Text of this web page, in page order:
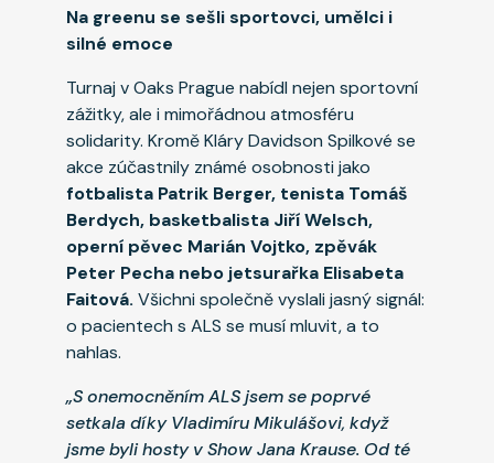
Na greenu se sešli sportovci, umělci i
silné emoce
Turnaj v Oaks Prague nabídl nejen sportovní
zážitky, ale i mimořádnou atmosféru
solidarity. Kromě Kláry Davidson Spilkové se
akce zúčastnily známé osobnosti jako
fotbalista Patrik Berger, tenista Tomáš
Berdych, basketbalista Jiří Welsch,
operní pěvec Marián Vojtko, zpěvák
Peter Pecha nebo jetsurařka Elisabeta
Faitová. Všichni společně vyslali jasný signál:
o pacientech s ALS se musí mluvit, a to
nahlas.
„S onemocněním ALS jsem se poprvé
setkala díky Vladimíru Mikulášovi, když
jsme byli hosty v Show Jana Krause. Od té